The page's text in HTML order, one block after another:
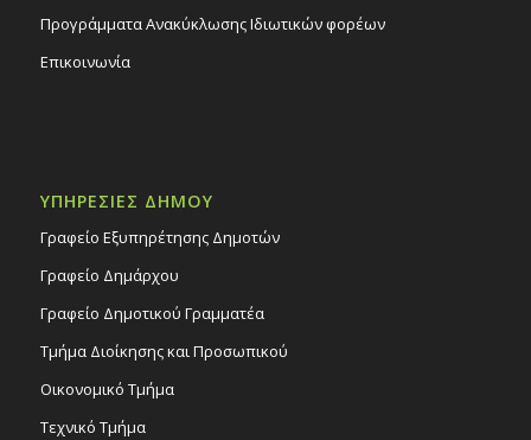
Προγράμματα Ανακύκλωσης Ιδιωτικών φορέων
Επικοινωνία
ΥΠΗΡΕΣΙΕΣ ΔΗΜΟΥ
Γραφείο Εξυπηρέτησης Δημοτών
Γραφείο Δημάρχου
Γραφείο Δημοτικού Γραμματέα
Τμήμα Διοίκησης και Προσωπικού
Οικονομικό Τμήμα
Τεχνικό Τμήμα